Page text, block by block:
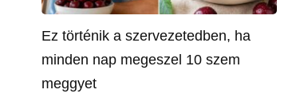
Ez történik a szervezetedben, ha
minden nap megeszel 10 szem
meggyet